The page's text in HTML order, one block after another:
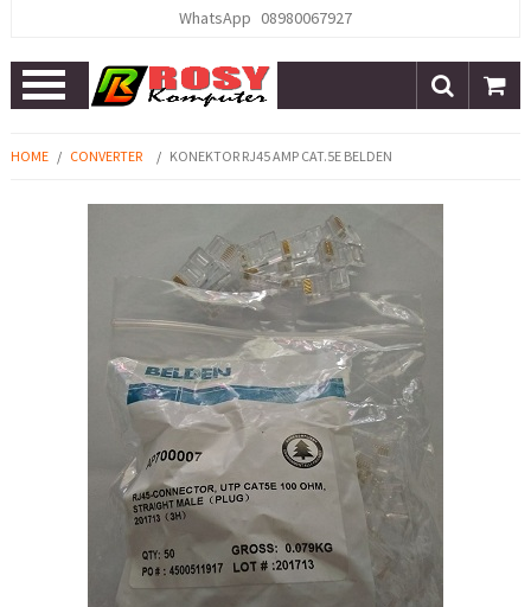
WhatsApp 08980067927
Open
Menu
HOME / CONVERTER / KONEKTOR RJ45 AMP CAT.5E BELDEN